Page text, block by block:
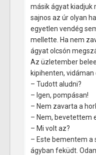
másik ágyat kiadjuk
sajnos az úr olyan
egyetlen vendég
mellette. Ha nem
ágyat olcsón
Az üzletember
kipihenten,
– Tudott aludni?
– Igen, pompásan!
– Nem zavarta a
– Nem, bevetettem
– Mi volt az?
– Este bementem a
ágyban feküdt.